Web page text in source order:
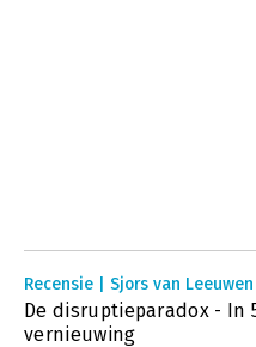
Recensie | Sjors van Leeuwen
De disruptieparadox - In
vernieuwing